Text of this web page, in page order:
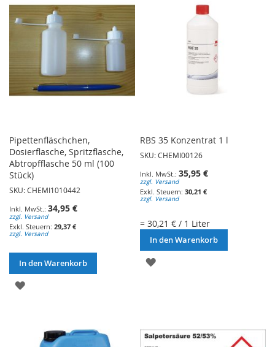
HINZUFÜGEN
Pipettenfläschchen,
Dosierflasche, Spritzflasche,
Abtropfflasche 50 ml (100
Stück)
SKU: CHEMI1010442
34,95 €
zzgl. Versand
29,37 €
zzgl. Versand
In den Warenkorb
ZUR
HINZUFÜGEN
RBS 35 Konzentrat 1 l
SKU: CHEMI00126
35,95 €
zzgl. Versand
30,21 €
zzgl. Versand
= 30,21 € / 1 Liter
In den Warenkorb
ZUR